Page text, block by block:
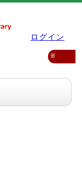
ログイン
≡